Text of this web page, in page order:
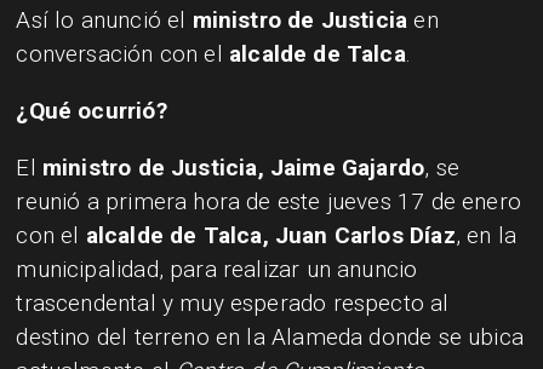
Así lo anunció el ministro de Justicia en
conversación con el alcalde de Talca.
¿Qué ocurrió?
El ministro de Justicia, Jaime Gajardo, se
reunió a primera hora de este jueves 17 de enero
con el alcalde de Talca, Juan Carlos Díaz, en la
municipalidad, para realizar un anuncio
trascendental y muy esperado respecto al
destino del terreno en la Alameda donde se ubica